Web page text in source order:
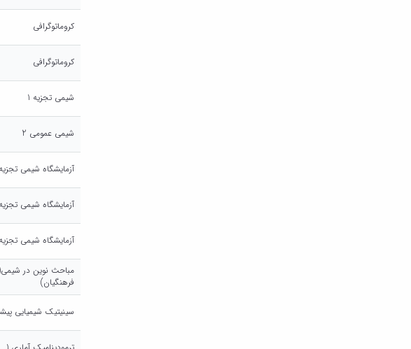
کروماتوگرافی
کروماتوگرافی
شیمی تجزیه 1
شیمی عمومی 2
آزمایشگاه شیمی تجزیه 3
آزمایشگاه شیمی تجزیه 3
آزمایشگاه شیمی تجزیه 3
مباحث نوین در
فرهنگیان)
سینیتیک شیمیایی